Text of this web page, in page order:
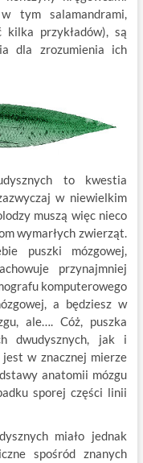
tym salamandrami,
przykładów), są
dla zrozumienia ich
to kwestia
w niewielkim
muszą więc nieco
wymarłych zwierząt.
puszki mózgowej,
przynajmniej
komputerowego
a będziesz w
ale…. Cóż, puszka
dwudysznych, jak i
w znacznej mierze
anatomii mózgu
sporej części linii
miało jednak
spośród znanych